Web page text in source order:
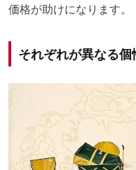
価格が助けになります。
それぞれが異なる